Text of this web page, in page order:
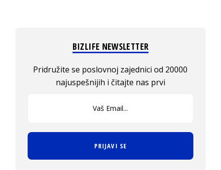
BIZLIFE NEWSLETTER
Pridružite se poslovnoj zajednici od 20000
najuspešnijih i čitajte nas prvi
PRIJAVI SE